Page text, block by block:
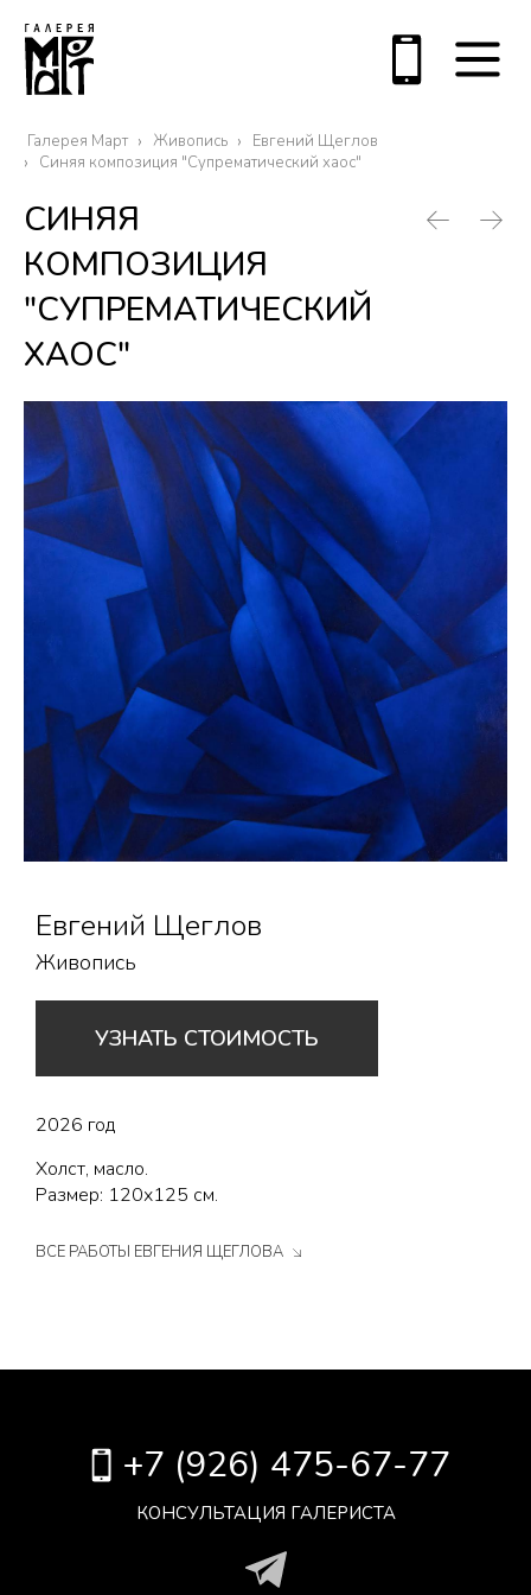
Галерея Март Живопись
Евгений Щеглов
Синяя композиция "Супрематический хаос"
СИНЯЯ
КОМПОЗИЦИЯ
"СУПРЕМАТИЧЕСКИЙ
ХАОС"
Евгений Щеглов
Живопись
УЗНАТЬ СТОИМОСТЬ
2026 год
Холст, масло.
Размер: 120х125 см.
ВСЕ РАБОТЫ ЕВГЕНИЯ ЩЕГЛОВА
+7 (926) 475-67-77
КОНСУЛЬТАЦИЯ ГАЛЕРИСТА